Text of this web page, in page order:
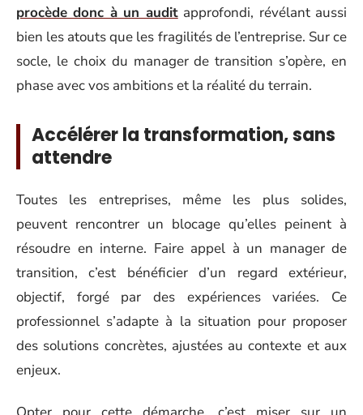
procède donc à un auditapprofondi, révélant aussi
bien les atouts que les fragilités de l’entreprise. Sur ce
socle, le choix du manager de transition s’opère, en
phase avec vos ambitions et la réalité du terrain.
Accélérer la transformation, sans
attendre
Toutes les entreprises, même les plus solides,
peuvent rencontrer un blocage qu’elles peinent à
résoudre en interne. Faire appel à un manager de
transition, c’est bénéficier d’un regard extérieur,
objectif, forgé par des expériences variées. Ce
professionnel s’adapte à la situation pour proposer
des solutions concrètes, ajustées au contexte et aux
enjeux.